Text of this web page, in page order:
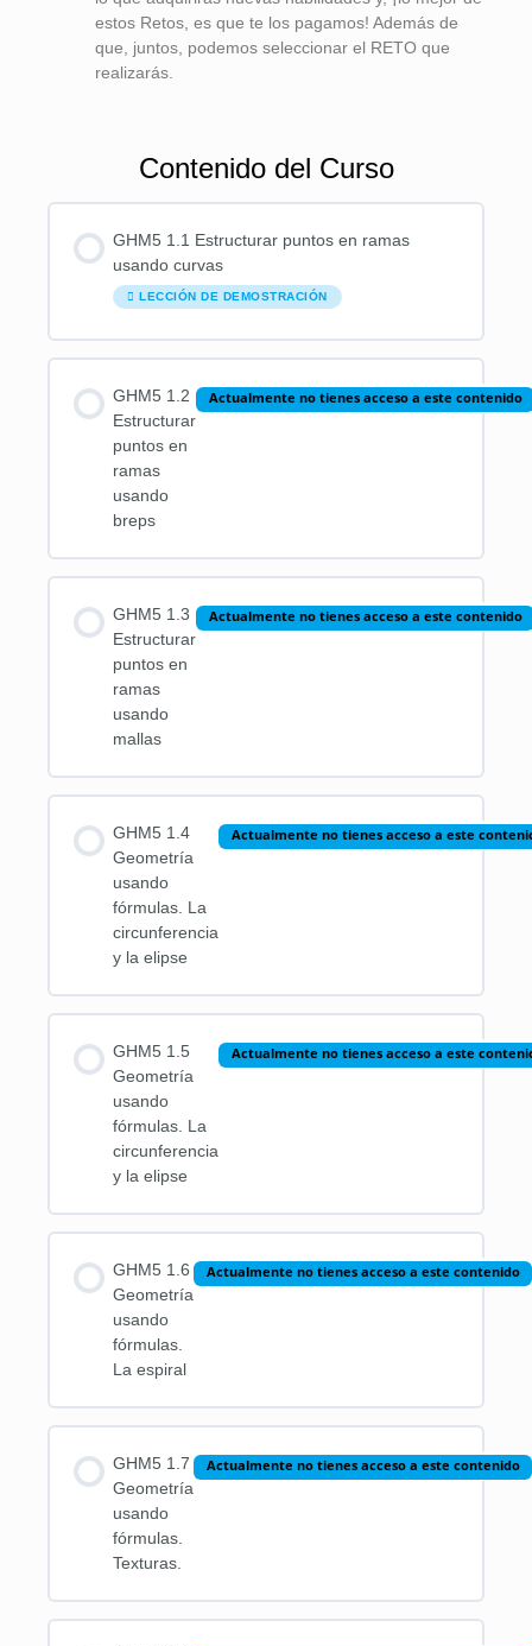
estos Retos, es que te los pagamos! Además de
que, juntos, podemos seleccionar el RETO que
realizarás.
Contenido del Curso
GHM5 1.1 Estructurar puntos en ramas
usando curvas
LECCIÓN DE DEMOSTRACIÓN
GHM5 1.2
Estructurar
puntos en
ramas
usando
breps
Actualmente no tienes acceso a este contenido
GHM5 1.3
Estructurar
puntos en
ramas
usando
mallas
Actualmente no tienes acceso a este contenido
GHM5 1.4
Geometría
usando
fórmulas. La
circunferencia
y la elipse
Actualmente no tienes acceso a este
GHM5 1.5
Geometría
usando
fórmulas. La
circunferencia
y la elipse
Actualmente no tienes acceso a este
GHM5 1.6
Geometría
usando
fórmulas.
La espiral
Actualmente no tienes acceso a este contenido
GHM5 1.7
Geometría
usando
fórmulas.
Texturas.
Actualmente no tienes acceso a este contenido